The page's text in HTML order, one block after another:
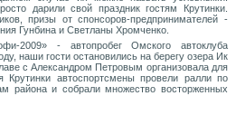
дарили свой праздник гостям Крутинки.
призы от спонсоров-предпринимателей -
Гунбина и Светланы Хромченко.
2009» - автопробег Омского автоклуба
наши гости остановились на берегу озера Ик
с Александром Петровым организовала для
автоспортсмены провели ралли по
и собрали множество восторженных